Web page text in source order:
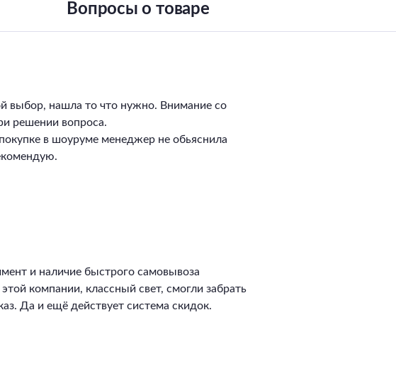
Вопросы о товаре
выбор, нашла то что нужно. Внимание со
решении вопроса.
в шоуруме менеджер не обьяснила
и наличие быстрого самовывоза
компании, классный свет, смогли забрать
Да и ещё действует система скидок.